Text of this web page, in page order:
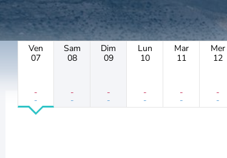
Ven
07
-
-
Sam
08
-
-
Dim
09
-
-
Lun
10
-
-
Mar
11
-
-
Mer
12
-
-